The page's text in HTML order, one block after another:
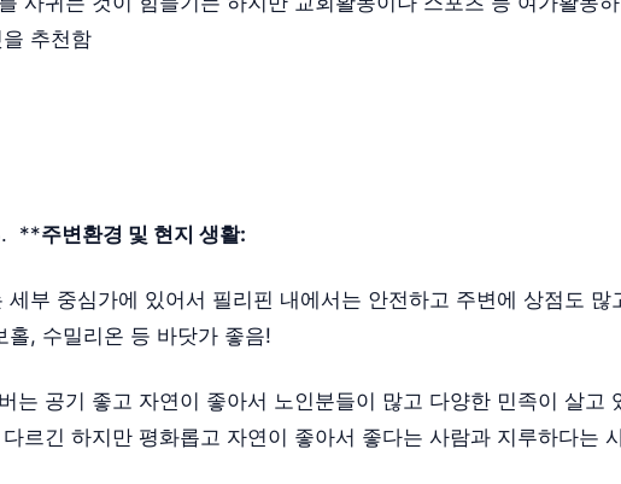
추천함
**주변환경 및 현지 생활:
세부 중심가에 있어서 필리핀 내에서는 안전하고 주변에 상점도 많
홀, 수밀리온 등 바닷가 좋음!
는 공기 좋고 자연이 좋아서 노인분들이 많고 다양한 민족이 살고
르긴 하지만 평화롭고 자연이 좋아서 좋다는 사람과 지루하다는